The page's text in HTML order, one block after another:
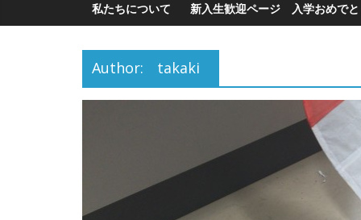
私たちについて 新入生歓迎ページ 入学おめで
Author: takaki